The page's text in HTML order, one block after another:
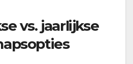
vs. jaarlijkse